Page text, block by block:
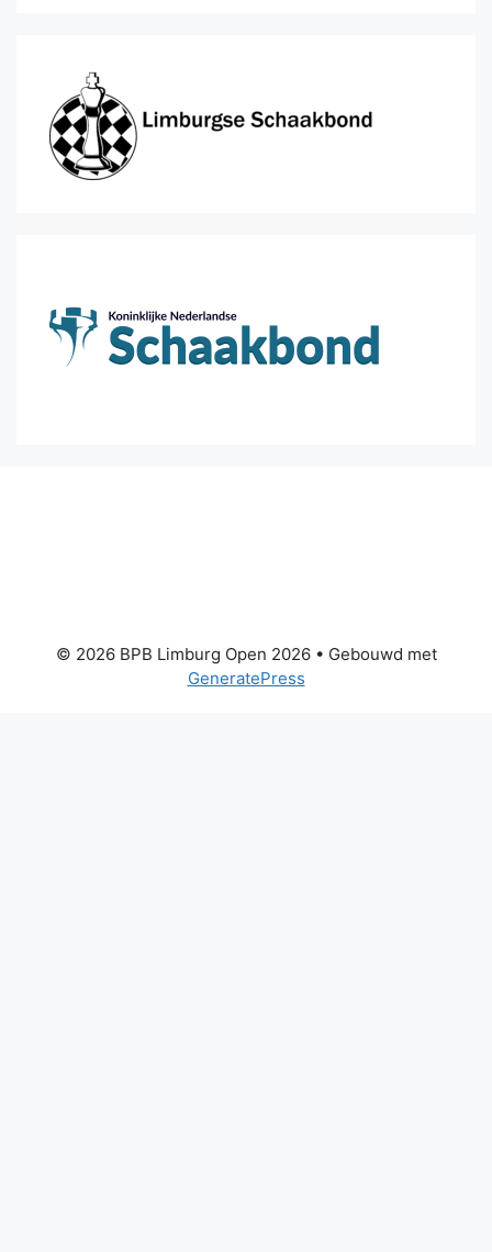
© 2026 BPB Limburg Open 2026• Gebouwd met
GeneratePress